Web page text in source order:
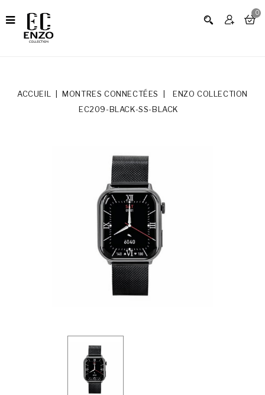
0
ACCUEIL MONTRES CONNECTÉES
ENZO COLLECTION
EC209-BLACK-SS-BLACK